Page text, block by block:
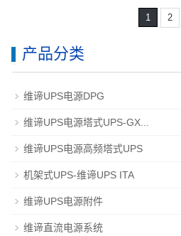
1 2
产品分类
维谛UPS电源DPG
维谛UPS电源塔式UPS-GX...
维谛UPS电源高频塔式UPS
机架式UPS-维谛UPS ITA
维谛UPS电源附件
维谛直流电源系统